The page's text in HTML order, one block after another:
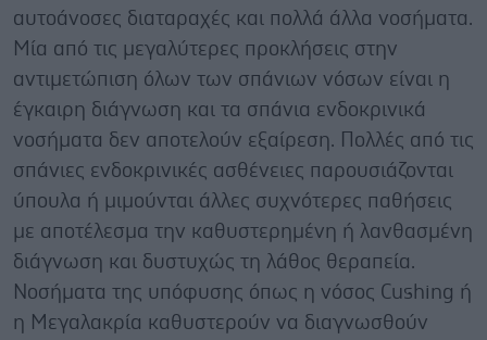
αυτοάνοσες διαταραχές και πολλά άλλα νοσήματα.
Μία από τις μεγαλύτερες προκλήσεις στην
αντιμετώπιση όλων των σπάνιων νόσων είναι η
έγκαιρη διάγνωση και τα σπάνια ενδοκρινικά
νοσήματα δεν αποτελούν εξαίρεση. Πολλές από τις
σπάνιες ενδοκρινικές ασθένειες παρουσιάζονται
ύπουλα ή μιμούνται άλλες συχνότερες παθήσεις
με αποτέλεσμα την καθυστερημένη ή λανθασμένη
διάγνωση και δυστυχώς τη λάθος θεραπεία.
Νοσήματα της υπόφυσης όπως η νόσος Cushing ή
η Μεγαλακρία καθυστερούν να διαγνωσθούν